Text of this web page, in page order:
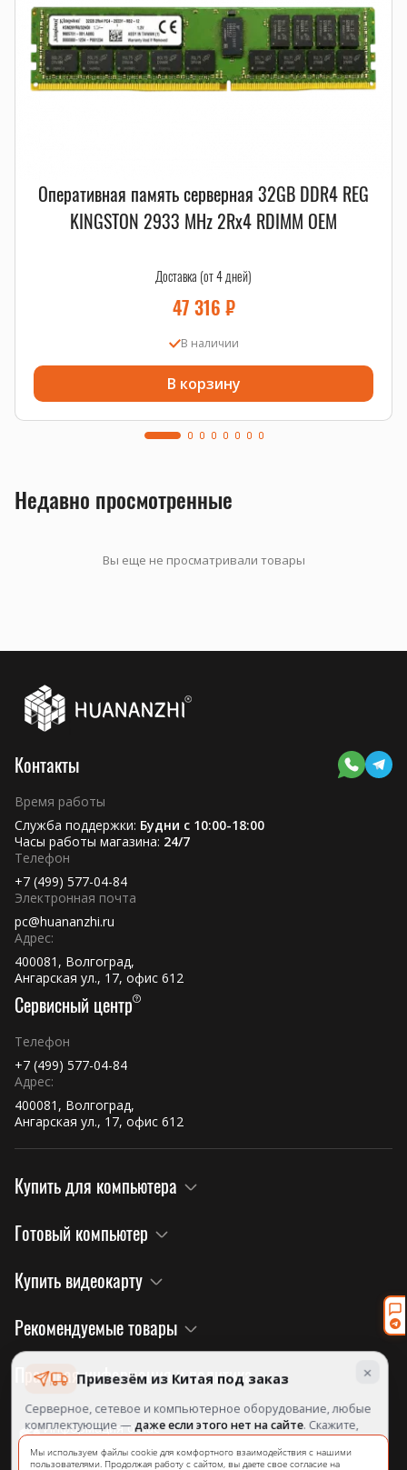
подходящую плату, процессор, память, накопитель или
серверную корзину под вашу конфигурацию. Для серверных
комплектующих особенно важно сверить поколение
платформы, форм-фактор, интерфейс и part number.
Смотрите также
Оперативная память серверная 32GB DDR4 REG
KINGSTON 2933 MHz 2Rx4 RDIMM OEM
Доставка (от 4 дней)
47 316 ₽
В наличии
В корзину
Недавно просмотренные
Вы еще не просматривали товары
Контакты
Время работы
Служба поддержки: Будни с 10:00-18:00
Часы работы магазина: 24/7
Телефон
+7 (499) 577-04-84
Электронная почта
pc@huananzhi.ru
Адрес:
400081, Волгоград,
Ангарская ул., 17, офис 612
Сервисный центр
Телефон
+7 (499) 577-04-84
Адрес:
400081, Волгоград,
Ангарская ул., 17, офис 612
Купить для компьютера
Готовый компьютер
Купить видеокарту
Рекомендуемые товары
Правовая информация и политика
Информация о нас
на официальном сайте завода!
Мы используем файлы cookie для комфортного взаимодействия с нашими
пользователями. Продолжая работу с сайтом, вы даете свое согласие на
×
Привезём из Китая под заказ
Серверное, сетевое и компьютерное оборудование, любые
комплектующие — даже если этого нет на сайте. Скажите,
что нужно, посчитаем и назовём срок.